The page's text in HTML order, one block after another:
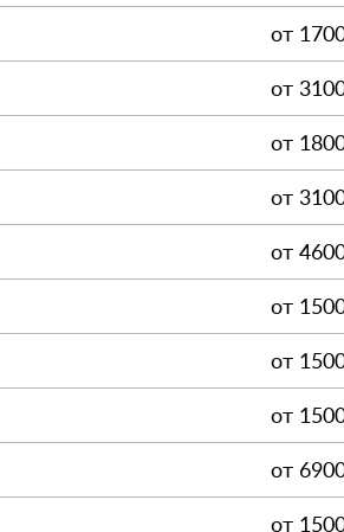
от
от
от
от
от
от
от
от
от
от